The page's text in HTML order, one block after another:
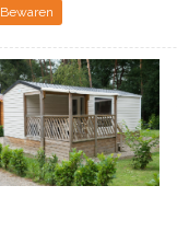
Bewaren